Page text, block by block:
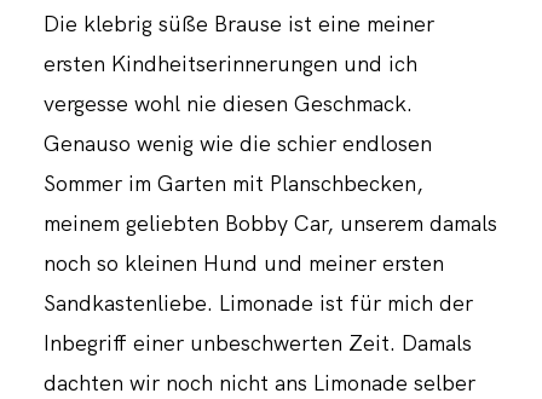
Die klebrig süße Brause ist eine meiner
ersten Kindheitserinnerungen und ich
vergesse wohl nie diesen Geschmack.
Genauso wenig wie die schier endlosen
Sommer im Garten mit Planschbecken,
meinem geliebten Bobby Car, unserem damals
noch so kleinen Hund und meiner ersten
Sandkastenliebe. Limonade ist für mich der
Inbegriff einer unbeschwerten Zeit. Damals
dachten wir noch nicht ans Limonade selber